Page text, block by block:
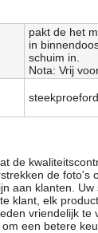
pakt de het
in
schuim in.
Nota: Vrij
de
de foto's
aan klanten.
klant, elk
vriendelijk
een betere